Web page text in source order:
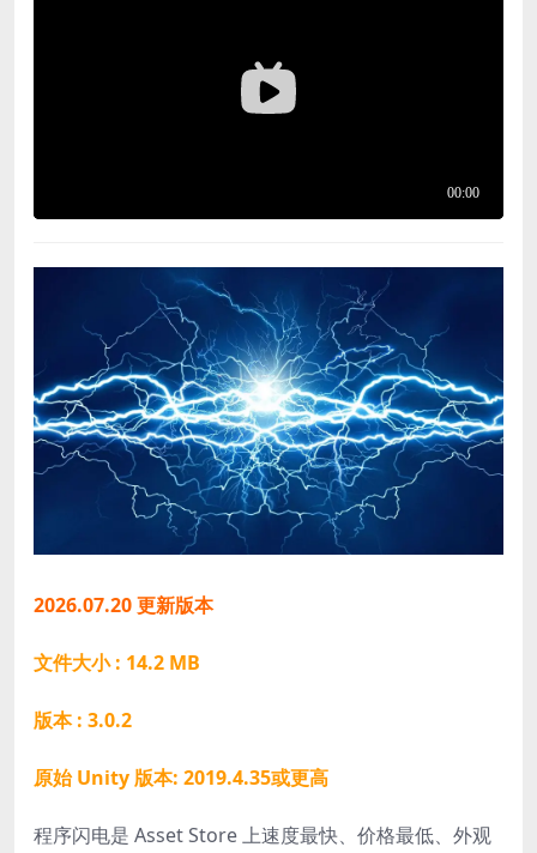
2026.07.20 更新版本
文件大小 : 14.2 MB
版本 : 3.0.2
原始 Unity 版本: 2019.4.35或更高
程序闪电是 Asset Store 上速度最快、价格最低、外观